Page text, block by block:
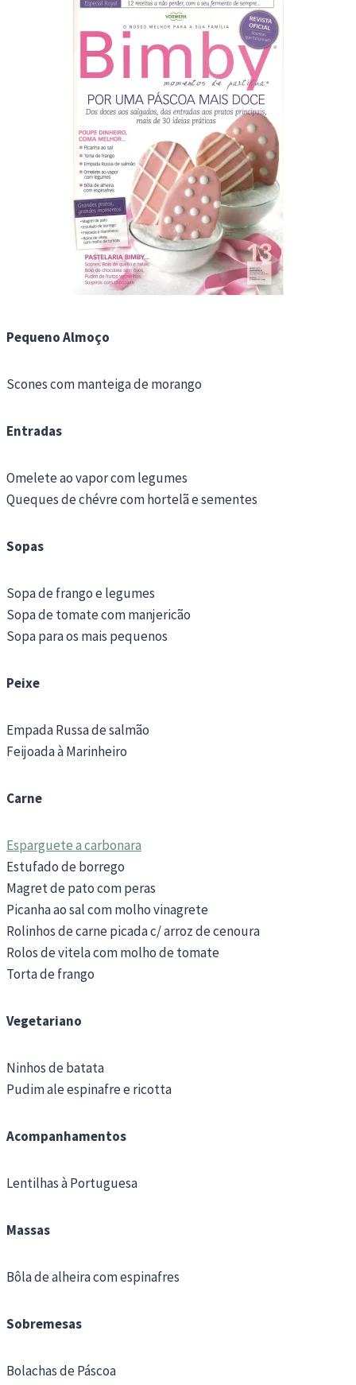
Pequeno Almoço
Scones com manteiga de morango
Entradas
Omelete ao vapor com legumes
Queques de chévre com hortelã e sementes
Sopas
Sopa de frango e legumes
Sopa de tomate com manjericão
Sopa para os mais pequenos
Peixe
Empada Russa de salmão
Feijoada à Marinheiro
Carne
Esparguete a carbonara
Estufado de borrego
Magret de pato com peras
Picanha ao sal com molho vinagrete
Rolinhos de carne picada c/ arroz de cenoura
Rolos de vitela com molho de tomate
Torta de frango
Vegetariano
Ninhos de batata
Pudim ale espinafre e ricotta
Acompanhamentos
Lentilhas à Portuguesa
Massas
Bôla de alheira com espinafres
Sobremesas
Bolachas de Páscoa